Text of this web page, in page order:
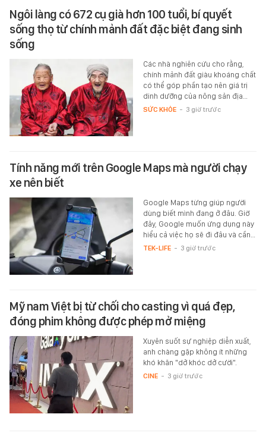
Ngôi làng có 672 cụ già hơn 100 tuổi, bí quyết
sống thọ từ chính mảnh đất đặc biệt đang sinh
sống
Các nhà nghiên cứu cho rằng,
chính mảnh đất giàu khoáng chất
có thể góp phần tạo nên giá trị
dinh dưỡng của nông sản địa…
SỨC KHỎE - 3 giờ trước
Tính năng mới trên Google Maps mà người chạy
xe nên biết
Google Maps từng giúp người
dùng biết mình đang ở đâu. Giờ
đây, Google muốn ứng dụng này
hiểu cả việc họ sẽ đi đâu và cần…
TEK-LIFE - 3 giờ trước
Mỹ nam Việt bị từ chối cho casting vì quá đẹp,
đóng phim không được phép mở miệng
Xuyên suốt sự nghiệp diễn xuất,
anh chàng gặp không ít những
khó khăn "dở khóc dở cười".
CINE - 3 giờ trước